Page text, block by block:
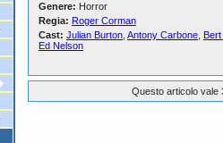
Genere: Horror
Regia: Roger Corman
Cast: Julian Burton Antony Carbone
Ed Nelson
Questo articolo vale